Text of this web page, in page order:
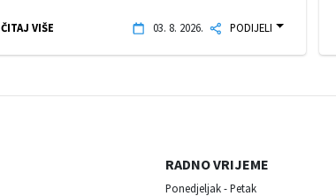
ČITAJ VIŠE 03. 8. 2026. PODIJELI
RADNO VRIJEME
Ponedjeljak - Petak